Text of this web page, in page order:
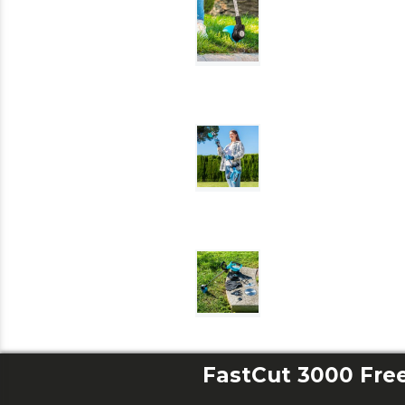
FastCut 3000